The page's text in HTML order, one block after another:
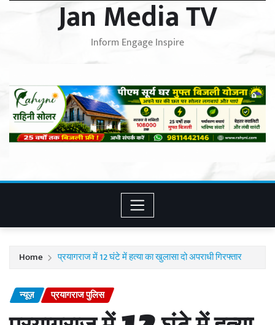
Jan Media TV
Inform Engage Inspire
Home प्रयागराज में 12 घंटे में हत्या का खुलासा दो अपराधी गिरफ्तार
न्यूज़ प्रयागराज पुलिस